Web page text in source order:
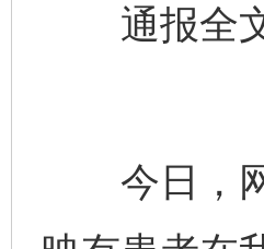
通报全文
今日，网